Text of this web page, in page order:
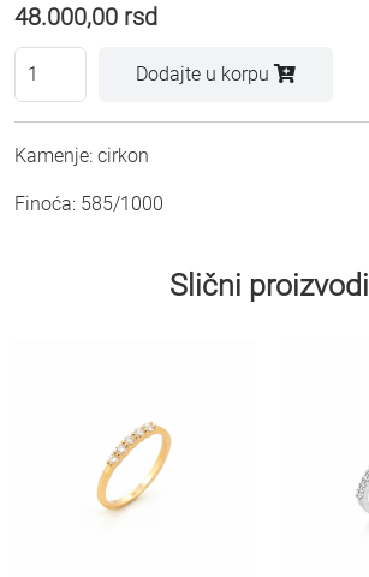
48.000,00 rsd
Dodajte u korpu
Kamenje: cirkon
Finoća: 585/1000
Slični proizvodi